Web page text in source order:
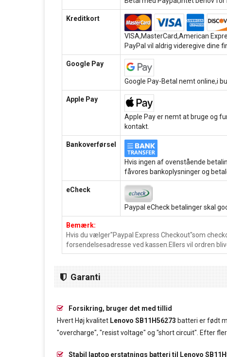
Kreditkort
VISA,MasterCard,American
PayPal vil aldrig videregive dine
Google Pay
Google Pay-Betal nemt online,i
Apple Pay
Apple Pay er nemt at bruge og
kontakt.
Bankoverførsel
Hvis ingen af ovenstående
fåvores bankoplysninger og
eCheck
Paypal eCheck betalinger skal
Bemærk:
Hvis du vælger"Paypal Express Checkout"som
forsendelsesadresse ved kassen.Ellers vil ordren
Garanti
Forsikring, bruger det med tillid
Hvert Høj kvalitet Lenovo SB11H56273 batteri er født
"overcharge", "resist voltage" og "short circuit". Efter
Stabil laptop erstatnings batteri til Lenovo